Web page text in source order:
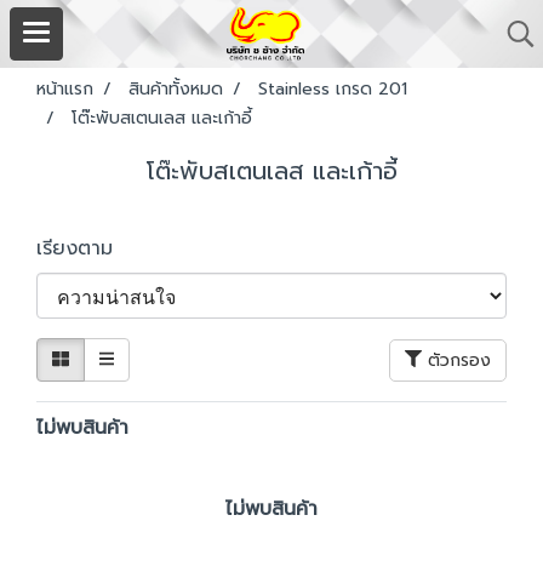
หน้าแรก สินค้าทั้งหมด
Stainless เกรด 201
โต๊ะพับสเตนเลส และเก้าอี้
โต๊ะพับสเตนเลส และเก้าอี้
เรียงตาม
ตัวกรอง
ไม่พบสินค้า
ไม่พบสินค้า